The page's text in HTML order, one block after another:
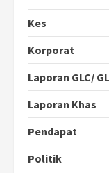
Kes
Korporat
Laporan GLC/
Laporan Khas
Pendapat
Politik